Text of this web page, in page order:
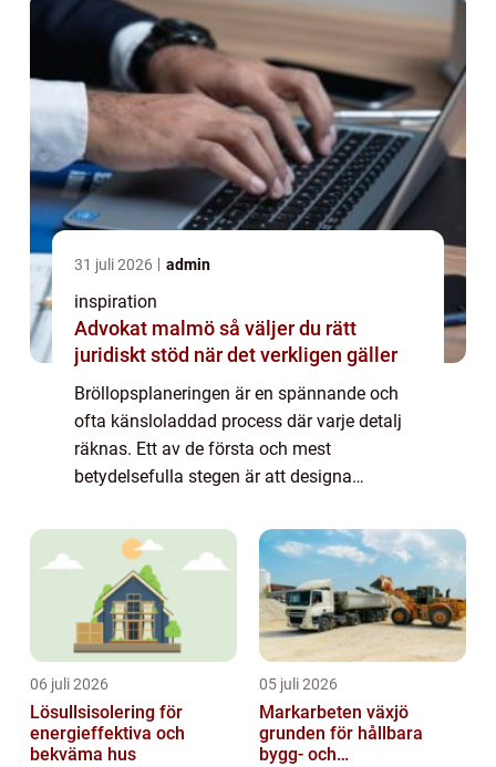
31 juli 2026 admin
inspiration
Advokat malmö så väljer du rätt
juridiskt stöd när det verkligen gäller
Bröllopsplaneringen är en spännande och
ofta känsloladdad process där varje detalj
räknas. Ett av de första och mest
betydelsefulla stegen är att designa
Inbjudningskort br&...
06 juli 2026
Lösullsisolering för
energieffektiva och
bekväma hus
05 juli 2026
Markarbeten växjö
grunden för hållbara
bygg- och